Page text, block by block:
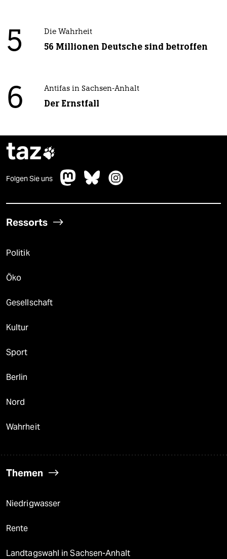
5 Die Wahrheit
56 Millionen Deutsche sind betroffen
6 Antifas in Sachsen-Anhalt
Der Ernstfall
taz
Folgen Sie uns
Ressorts
Politik
Öko
Gesellschaft
Kultur
Sport
Berlin
Nord
Wahrheit
Themen
Niedrigwasser
Rente
Landtagswahl in Sachsen-Anhalt